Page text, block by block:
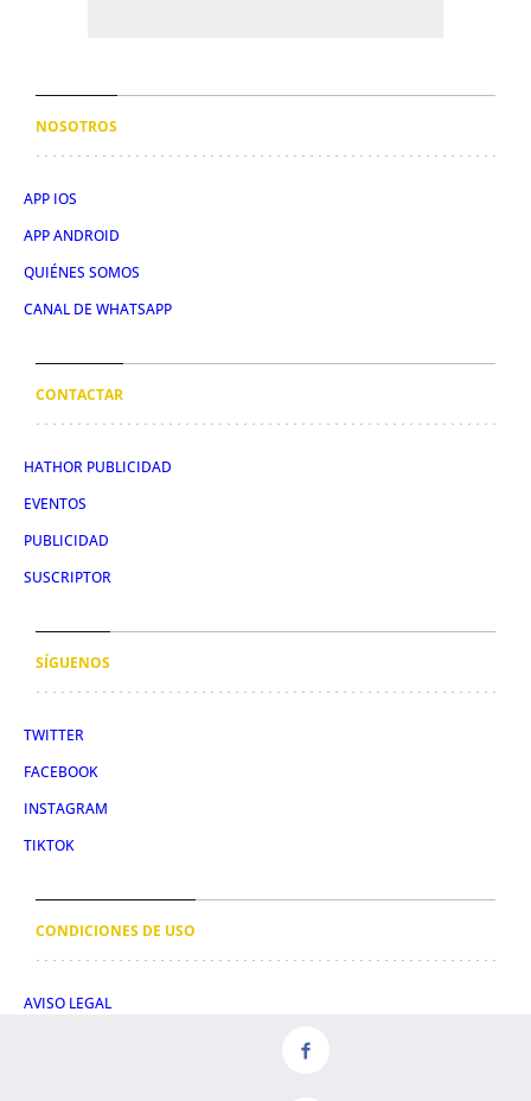
NOSOTROS
APP IOS
APP ANDROID
QUIÉNES SOMOS
CANAL DE WHATSAPP
CONTACTAR
HATHOR PUBLICIDAD
EVENTOS
PUBLICIDAD
SUSCRIPTOR
SÍGUENOS
TWITTER
FACEBOOK
INSTAGRAM
TIKTOK
CONDICIONES DE USO
AVISO LEGAL